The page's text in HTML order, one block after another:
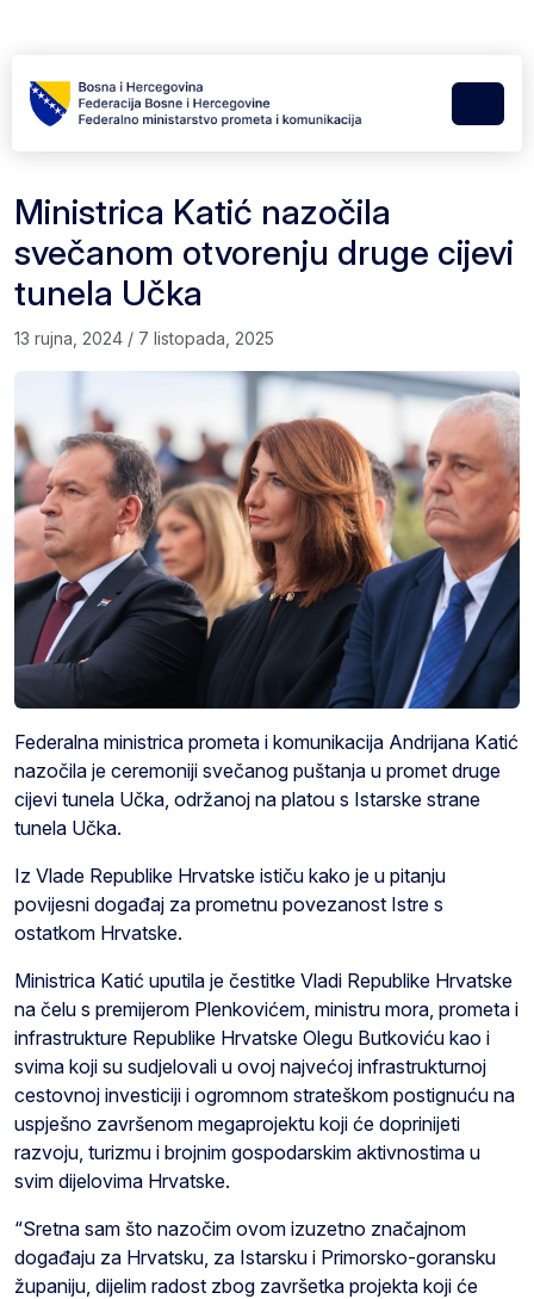
Menu
Ministrica Katić nazočila
svečanom otvorenju druge cijevi
tunela Učka
13 rujna, 2024 / 7 listopada, 2025
Federalna ministrica prometa i komunikacija Andrijana Katić
nazočila je ceremoniji svečanog puštanja u promet druge
cijevi tunela Učka, održanoj na platou s Istarske strane
tunela Učka.
Iz Vlade Republike Hrvatske ističu kako je u pitanju
povijesni događaj za prometnu povezanost Istre s
ostatkom Hrvatske.
Ministrica Katić uputila je čestitke Vladi Republike Hrvatske
na čelu s premijerom Plenkovićem, ministru mora, prometa i
infrastrukture Republike Hrvatske Olegu Butkoviću kao i
svima koji su sudjelovali u ovoj najvećoj infrastrukturnoj
cestovnoj investiciji i ogromnom strateškom postignuću na
uspješno završenom megaprojektu koji će doprinijeti
razvoju, turizmu i brojnim gospodarskim aktivnostima u
svim dijelovima Hrvatske.
“Sretna sam što nazočim ovom izuzetno značajnom
događaju za Hrvatsku, za Istarsku i Primorsko-goransku
županiju, dijelim radost zbog završetka projekta koji će